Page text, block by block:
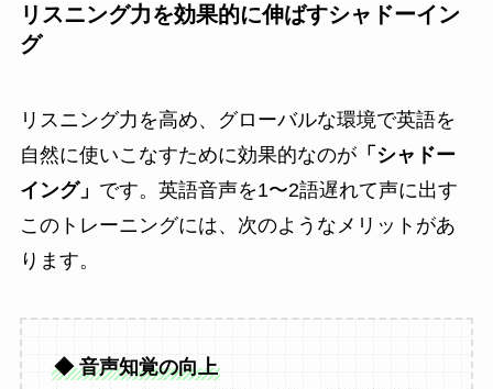
リスニング力を効果的に伸ばすシャドーイン
グ
リスニング力を高め、グローバルな環境で英語を
自然に使いこなすために効果的なのが「シャドー
イング」 です。英語音声を1〜2語遅れて声に出す
このトレーニングには、次のようなメリットがあ
ります。
◆ 音声知覚の向上